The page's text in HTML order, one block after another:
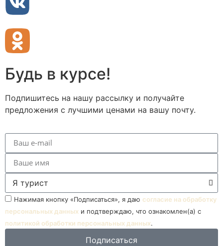
Будь в курсе!
Подпишитесь на нашу рассылку и получайте
предложения с лучшими ценами на вашу почту.
Нажимая кнопку «Подписаться», я даю согласие на обработку
персональных данных и подтверждаю, что ознакомлен(а) с
политикой обработки персональных данных.
Подписаться